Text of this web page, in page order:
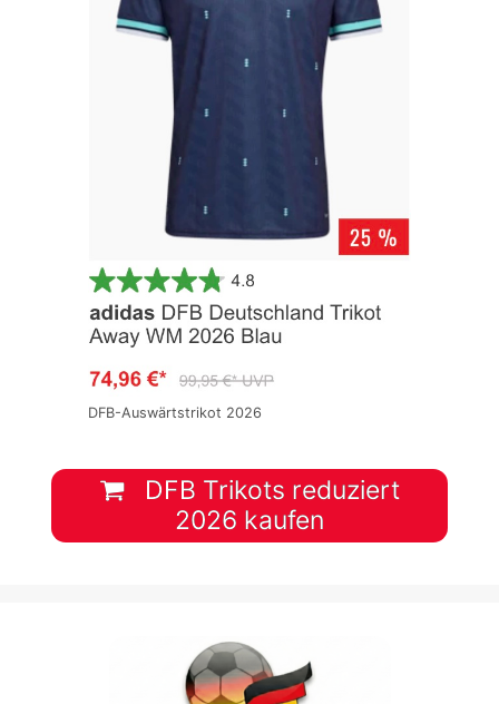
DFB-Auswärtstrikot 2026
DFB Trikots reduziert
2026 kaufen